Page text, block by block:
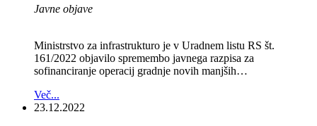
Javne objave
Ministrstvo za infrastrukturo je v Uradnem listu RS št.
161/2022 objavilo spremembo javnega razpisa za
sofinanciranje operacij gradnje novih manjših…
Več...
23.12.2022